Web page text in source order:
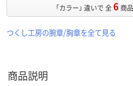
「カラー」 違いで 全6 商
つくし工房の腕章/胸章を全て見る
商品説明